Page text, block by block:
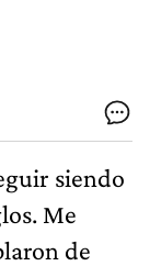
siendo
Me
de